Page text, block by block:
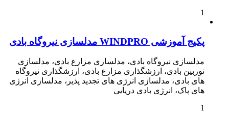
1
پکیج آموزشی WINDPRO مدلسازی نیروگاه بادی
مدلسازی نیروگاه بادی، مدلسازی مزارع بادی، مدلسازی
توربین بادی، ارزشگذاری مزارع بادی، ارزشگذاری نیروگاه
های بادی، مدلسازی انرژی های تجدید پذیر، مدلسازی انرژی
های پاک، انرژی بادی دریایی
1